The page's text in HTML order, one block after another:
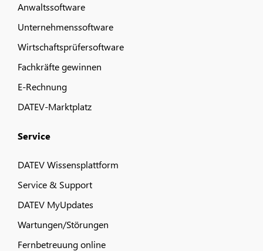
Anwaltssoftware
Unternehmenssoftware
Wirtschaftsprüfersoftware
Fachkräfte gewinnen
E-Rechnung
DATEV-Marktplatz
Service
DATEV Wissensplattform
Service & Support
DATEV MyUpdates
Wartungen/Störungen
Fernbetreuung online